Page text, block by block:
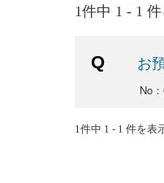
1件中 1 - 1
お
No
1件中 1 - 1 件を表